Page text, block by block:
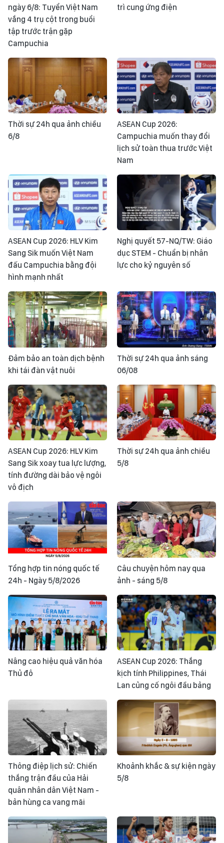
ngày 6/8: Tuyển Việt Nam
vắng 4 trụ cột trong buổi
tập trước trận gặp
Campuchia
trì cung ứng điện
Thời sự 24h qua ảnh chiều
6/8
ASEAN Cup 2026:
Campuchia muốn thay đổi
lịch sử toàn thua trước Việt
Nam
ASEAN Cup 2026: HLV Kim
Sang Sik muốn Việt Nam
đấu Campuchia bằng đội
hình mạnh nhất
Nghị quyết 57-NQ/TW: Giáo
dục STEM - Chuẩn bị nhân
lực cho kỷ nguyên số
Đảm bảo an toàn dịch bệnh
khi tái đàn vật nuôi
Thời sự 24h qua ảnh sáng
06/08
ASEAN Cup 2026: HLV Kim
Sang Sik xoay tua lực lượng,
tính đường dài bảo vệ ngôi
vô địch
Thời sự 24h qua ảnh chiều
5/8
Tổng hợp tin nóng quốc tế
24h - Ngày 5/8/2026
Câu chuyện hôm nay qua
ảnh - sáng 5/8
Nâng cao hiệu quả văn hóa
Thủ đô
ASEAN Cup 2026: Thắng
kịch tính Philippines, Thái
Lan củng cố ngôi đầu bảng
Thông điệp lịch sử: Chiến
thắng trận đầu của Hải
quân nhân dân Việt Nam -
bản hùng ca vang mãi
Khoảnh khắc & sự kiện ngày
5/8